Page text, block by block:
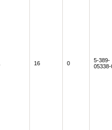
16 0
5-389-
05338-